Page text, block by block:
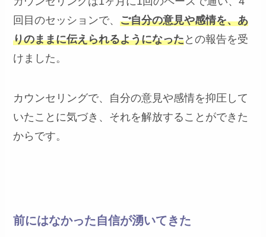
回目のセッションで、ご自分の意見や感情を、あ
りのままに伝えられるようになったとの報告を受
けました。
カウンセリングで、自分の意見や感情を抑圧して
いたことに気づき、それを解放することができた
からです。
前にはなかった自信が湧いてきた